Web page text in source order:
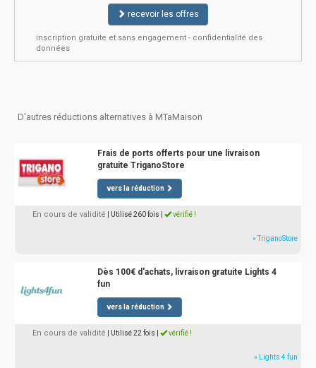
recevoir les offres
inscription gratuite et sans engagement - confidentialité des
données
D'autres réductions alternatives à MTaMaison
Frais de ports offerts pour une livraison
gratuite TriganoStore
vers la réduction
En cours de validité | Utilisé 260 fois vérifié !
» TriganoStore
Dès 100€ d'achats, livraison gratuite Lights 4
fun
vers la réduction
En cours de validité | Utilisé 22 fois vérifié !
» Lights 4 fun